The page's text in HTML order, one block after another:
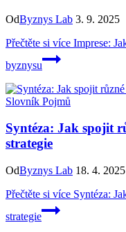
OdByznys Lab 3. 9. 2025
Přečtěte si více Imprese:
byznysu
Slovník Pojmů
Syntéza: Jak spojit
strategie
OdByznys Lab 18. 4. 2025
Přečtěte si více Syntéza:
strategie